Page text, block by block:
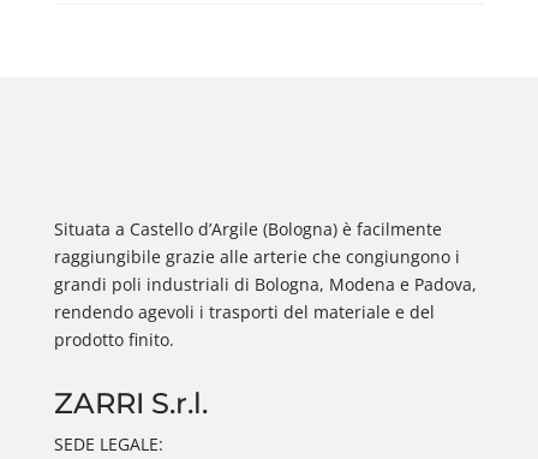
Situata a Castello d’Argile (Bologna) è facilmente
raggiungibile grazie alle arterie che congiungono i
grandi poli industriali di Bologna, Modena e Padova,
rendendo agevoli i trasporti del materiale e del
prodotto finito.
ZARRI S.r.l.
SEDE LEGALE: